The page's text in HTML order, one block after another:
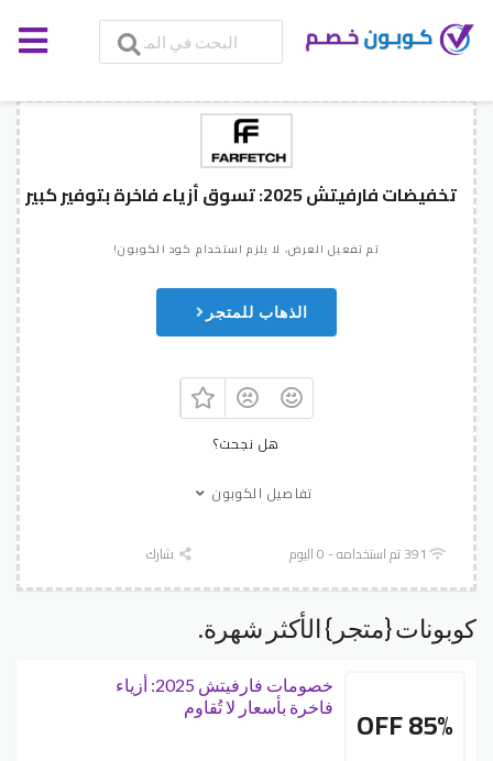
تخفيضات فارفيتش 2025: تسوق أزياء فاخرة بتوفير كبير
تم تفعيل العرض، لا يلزم استخدام كود الكوبون!
الذهاب للمتجر
هل نجحت؟
تفاصيل الكوبون
391 تم استخدامه - 0 اليوم شارك
كوبونات {متجر} الأكثر شهرة.
85% OFF
خصومات فارفيتش 2025: أزياء
فاخرة بأسعار لا تُقاوم